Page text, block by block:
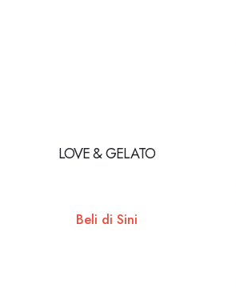
LOVE & GELATO
Beli di Sini